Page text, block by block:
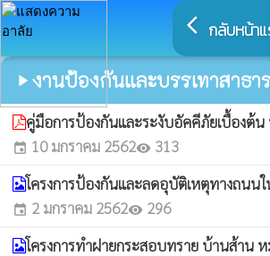
arrow_back_ios กลับหน้า
play_arrow งานป้องกันและบรรเทาสาธ
คู่มือการป้องกันและระงับอัคคีภัยเบื้องต้
event 10 มกราคม 2562visibility 313
โครงการป้องกันและลดอุบัติเหตุทางถนน
event 2 มกราคม 2562visibility 296
โครงการทำฝายกระสอบทราย บ้านส้าน